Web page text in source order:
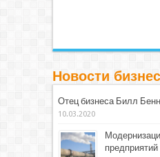
Новости
Отец бизнеса Билл
10.03.2020
предприятий